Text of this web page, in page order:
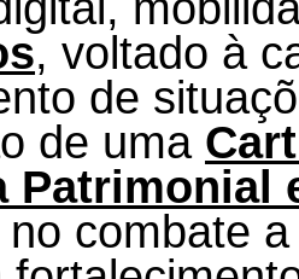
, voltado à
de
de uma
Patrimonial
combate